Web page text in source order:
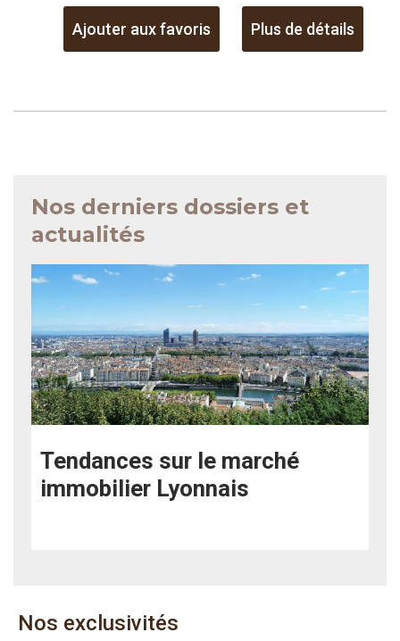
Ajouter aux favoris Plus de détails
Nos derniers dossiers et
actualités
Tendances sur le marché
immobilier Lyonnais
Nos exclusivités